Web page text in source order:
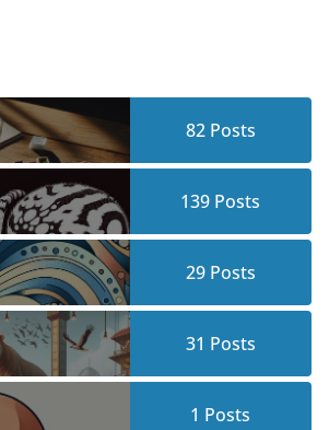
82Posts
139 Posts
29Posts
31 Posts
1 Posts